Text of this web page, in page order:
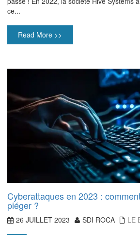
ce...
Read More >>
Cyberattaques en 2023 :
piéger ?
26 JUILLET 2023 SDI ROCA LE